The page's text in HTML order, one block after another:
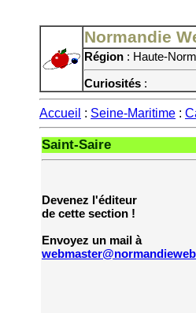
Normandie
Région : Haute-
Curiosités :
Accueil : Seine-Maritime :
Saint-Saire
Devenez l'éditeur
de cette section !
Envoyez un mail à